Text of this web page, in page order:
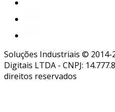
Soluções Industriais © 2014-
Digitais LTDA - CNPJ:
direitos reservados